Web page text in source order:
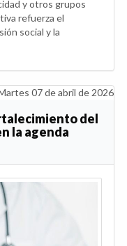
y otros grupos
refuerza el
social y la
07 de abril de 2026
del
la agenda